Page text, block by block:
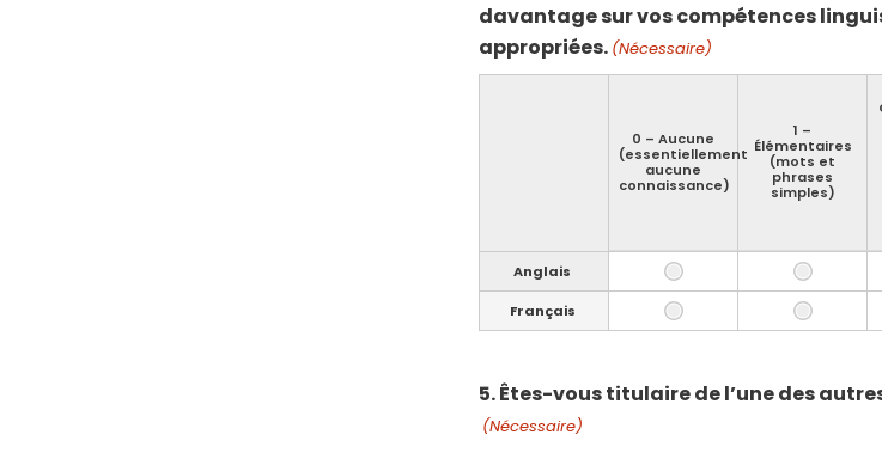
davantage sur vos compétences
appropriées. (Nécessaire)
0 – Aucune
(essentiellement
aucune
connaissance)
1 –
Élémentaires
(mots et
phrases
simples)
Anglais
Français
5. Êtes-vous titulaire de l’une des
(Nécessaire)